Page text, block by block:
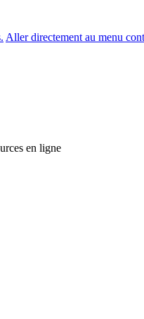
Aller directement au menu
en ligne